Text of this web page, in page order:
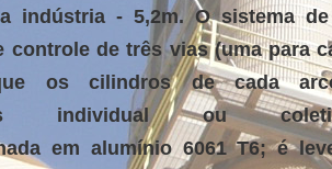
indústria - 5,2m. O sistema
controle de três vias (uma para
os cilindros de cada
individual ou
em alumínio 6061 T6; é